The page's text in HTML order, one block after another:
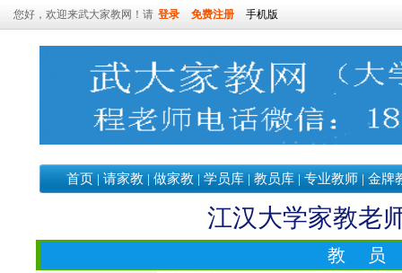
您好，欢迎来武大家教网！请 登录 免费注册 手机版
首页 | 请家教 | 做家教 | 学员库 | 教员库 | 专业教师 | 金牌
江汉大学家教老
教